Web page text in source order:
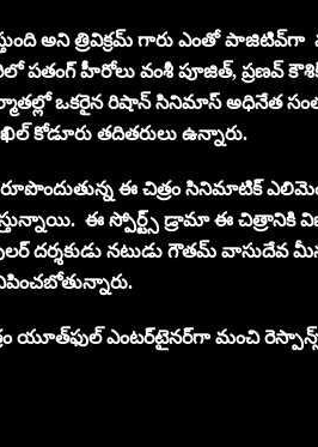
అని త్రివిక్రమ్‌ గారు ఎంతో
పతంగ్‌ హీరోలు వంశీ పూజిత్‌, ప్రణవ్‌
ఒకరైన రిషాన్‌ సినిమాస్‌ అధినేత
కోడూరు తదితరులు ఉన్నారు.
ఈ చిత్రం సినిమాటిక్
ఈ స్పోర్ట్స్‌ డ్రామా ఈ
దర్శకుడు నటుడు గౌతమ్‌ వాసుదేవ
యూత్‌ఫుల్‌ ఎంటర్‌టైనర్‌గా మంచి